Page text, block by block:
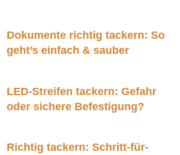
Dokumente richtig tackern: So
geht’s einfach & sauber
LED-Streifen tackern: Gefahr
oder sichere Befestigung?
Richtig tackern: Schritt-für-